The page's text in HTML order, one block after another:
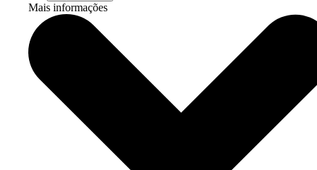
Mais informações